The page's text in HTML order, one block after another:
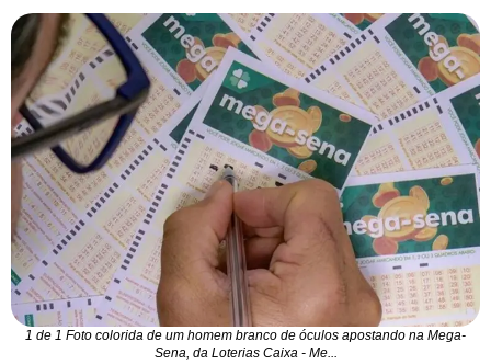
1 de 1 Foto colorida de um homem branco de óculos apostando na Mega-
Sena, da Loterias Caixa - Me...